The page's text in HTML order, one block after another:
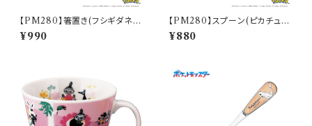
【PM280】箸置き(フシギダネ)
【Daily Sketch】PM281-402
¥990
【PM280】スプーン(ピカチュ
ウ)【Daily Sketch】PM284-8
50
¥880